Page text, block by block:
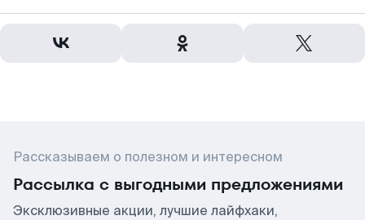
Рассказываем о полезном и интересном
Рассылка с выгодными предложениями
Эксклюзивные акции, лучшие лайфхаки,